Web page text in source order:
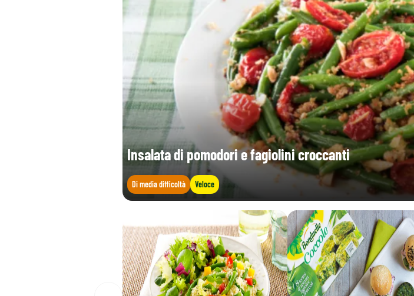
Acido folico (Vitamina B9) (µg)
Insalata di pomodori e fagiolini croccanti
Di media difficoltà Veloce